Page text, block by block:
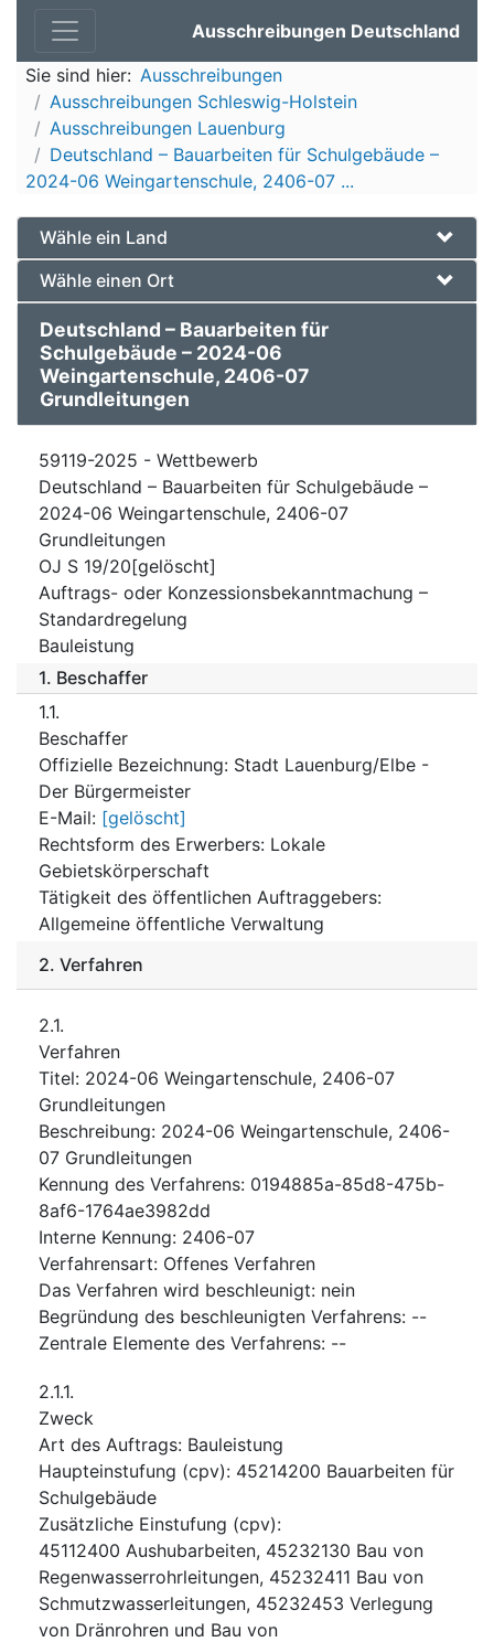
Ausschreibungen Deutschland
Sie sind hier: Ausschreibungen
Ausschreibungen Schleswig-Holstein
Ausschreibungen Lauenburg
Deutschland – Bauarbeiten für Schulgebäude –
2024-06 Weingartenschule, 2406-07 ...
Wähle ein Land
Wähle einen Ort
Deutschland – Bauarbeiten für
Schulgebäude – 2024-06
Weingartenschule, 2406-07
Grundleitungen
59119-2025 - Wettbewerb
Deutschland – Bauarbeiten für Schulgebäude –
2024-06 Weingartenschule, 2406-07
Grundleitungen
OJ S 19/20[gelöscht]
Auftrags- oder Konzessionsbekanntmachung –
Standardregelung
Bauleistung
1. Beschaffer
1.1.
Beschaffer
Offizielle Bezeichnung: Stadt Lauenburg/Elbe -
Der Bürgermeister
E-Mail: [gelöscht]
Rechtsform des Erwerbers: Lokale
Gebietskörperschaft
Tätigkeit des öffentlichen Auftraggebers:
Allgemeine öffentliche Verwaltung
2. Verfahren
2.1.
Verfahren
Titel: 2024-06 Weingartenschule, 2406-07
Grundleitungen
Beschreibung: 2024-06 Weingartenschule, 2406-
07 Grundleitungen
Kennung des Verfahrens: 0194885a-85d8-475b-
8af6-1764ae3982dd
Interne Kennung: 2406-07
Verfahrensart: Offenes Verfahren
Das Verfahren wird beschleunigt: nein
Begründung des beschleunigten Verfahrens: --
Zentrale Elemente des Verfahrens: --
2.1.1.
Zweck
Art des Auftrags: Bauleistung
Haupteinstufung (cpv): 45214200 Bauarbeiten für
Schulgebäude
Zusätzliche Einstufung (cpv):
45112400 Aushubarbeiten, 45232130 Bau von
Regenwasserrohrleitungen, 45232411 Bau von
Schmutzwasserleitungen, 45232453 Verlegung
von Dränrohren und Bau von